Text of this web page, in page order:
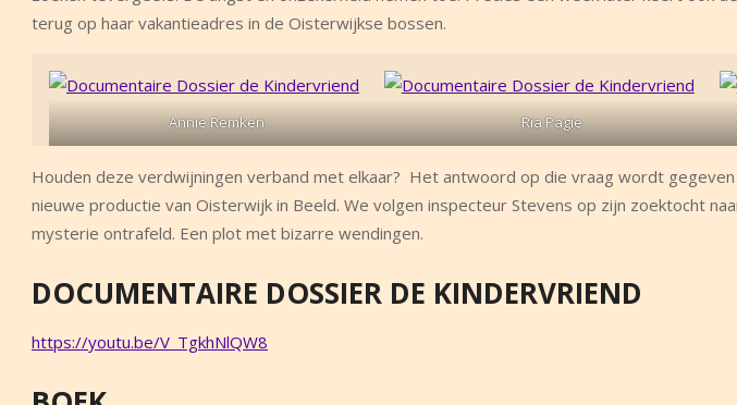
terug op haar vakantieadres in de Oisterwijkse bossen.
Annie Remken Ria Pagie
Houden deze verdwijningen verband met elkaar? Het antwoord op die vraag wordt gegeven
nieuwe productie van Oisterwijk in Beeld. We volgen inspecteur Stevens op zijn zoektocht
mysterie ontrafeld. Een plot met bizarre wendingen.
DOCUMENTAIRE DOSSIER DE KINDERVRIEND
https://youtu.be/V_TgkhNlQW8